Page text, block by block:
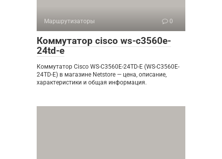
Маршрутизаторы 0
Коммутатор cisco ws-c3560e-
24td-e
Коммутатор Cisco WS-C3560E-24TD-E (WS-C3560E-
24TD-E) в магазине Netstore — цена, описание,
характеристики и общая информация.